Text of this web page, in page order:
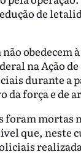
de
na Ação
durante a
da força e de
foram
que,